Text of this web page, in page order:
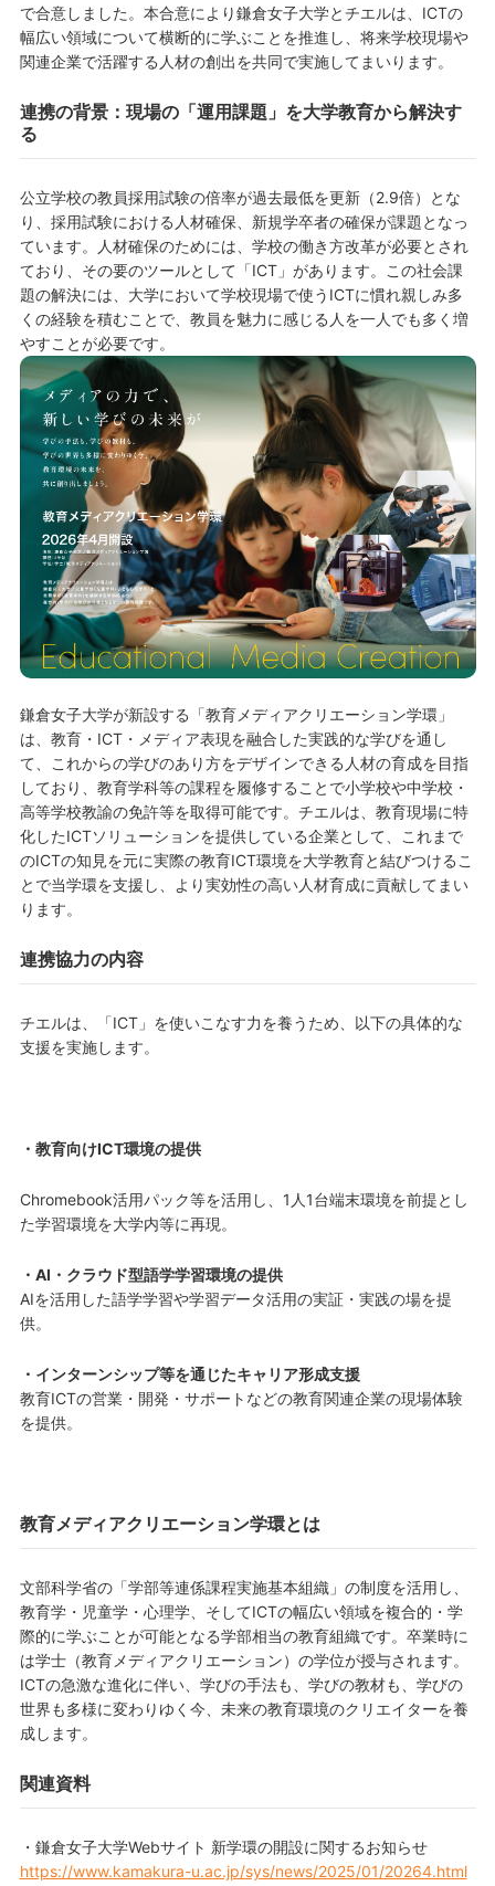
で合意しました。本合意により鎌倉女子大学とチエルは、ICTの
幅広い領域について横断的に学ぶことを推進し、将来学校現場や
関連企業で活躍する人材の創出を共同で実施してまいります。
連携の背景：現場の「運用課題」を大学教育から解決す
る
公立学校の教員採用試験の倍率が過去最低を更新（2.9倍）とな
り、採用試験における人材確保、新規学卒者の確保が課題となっ
ています。人材確保のためには、学校の働き方改革が必要とされ
ており、その要のツールとして「ICT」があります。この社会課
題の解決には、大学において学校現場で使うICTに慣れ親しみ多
くの経験を積むことで、教員を魅力に感じる人を一人でも多く増
やすことが必要です。
鎌倉女子大学が新設する「教育メディアクリエーション学環」
は、教育・ICT・メディア表現を融合した実践的な学びを通し
て、これからの学びのあり方をデザインできる人材の育成を目指
しており、教育学科等の課程を履修することで小学校や中学校・
高等学校教諭の免許等を取得可能です。チエルは、教育現場に特
化したICTソリューションを提供している企業として、これまで
のICTの知見を元に実際の教育ICT環境を大学教育と結びつけるこ
とで当学環を支援し、より実効性の高い人材育成に貢献してまい
ります。
連携協力の内容
チエルは、「ICT」を使いこなす力を養うため、以下の具体的な
支援を実施します。
・教育向けICT環境の提供
Chromebook活用パック等を活用し、1人1台端末環境を前提とし
た学習環境を大学内等に再現。
・AI・クラウド型語学学習環境の提供
AIを活用した語学学習や学習データ活用の実証・実践の場を提
供。
・インターンシップ等を通じたキャリア形成支援
教育ICTの営業・開発・サポートなどの教育関連企業の現場体験
を提供。
教育メディアクリエーション学環とは
文部科学省の「学部等連係課程実施基本組織」の制度を活用し、
教育学・児童学・心理学、そしてICTの幅広い領域を複合的・学
際的に学ぶことが可能となる学部相当の教育組織です。卒業時に
は学士（教育メディアクリエーション）の学位が授与されます。
ICTの急激な進化に伴い、学びの手法も、学びの教材も、学びの
世界も多様に変わりゆく今、未来の教育環境のクリエイターを養
成します。
関連資料
・鎌倉女子大学Webサイト 新学環の開設に関するお知らせ
https://www.kamakura-u.ac.jp/sys/news/2025/01/20264.html